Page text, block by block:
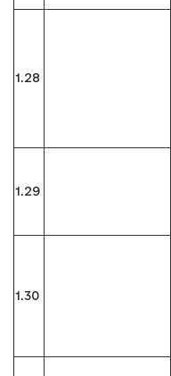
1.28
1.29
1.30